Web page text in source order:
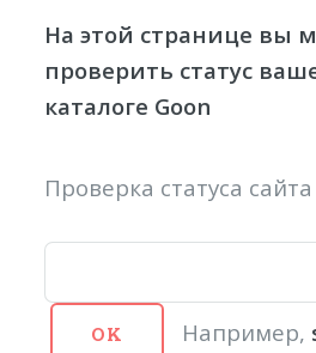
На этой странице вы
проверить статус
каталоге Goon
Проверка статуса
Например,